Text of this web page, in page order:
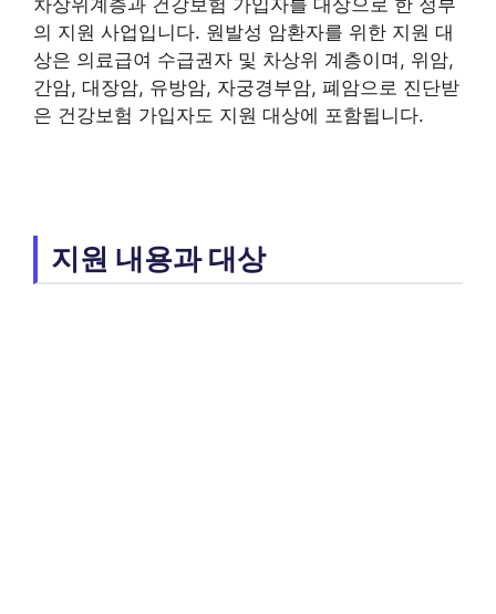
차상위계층과 건강보험 가입자를 대상으로 한 정부
의 지원 사업입니다. 원발성 암환자를 위한 지원 대
상은 의료급여 수급권자 및 차상위 계층이며, 위암,
간암, 대장암, 유방암, 자궁경부암, 폐암으로 진단받
은 건강보험 가입자도 지원 대상에 포함됩니다.
지원 내용과 대상